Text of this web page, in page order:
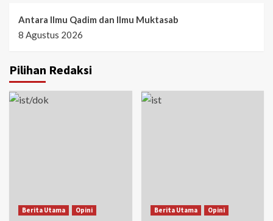
Antara Ilmu Qadim dan Ilmu Muktasab
8 Agustus 2026
Pilihan Redaksi
Berita Utama Opini Berita Utama Opini